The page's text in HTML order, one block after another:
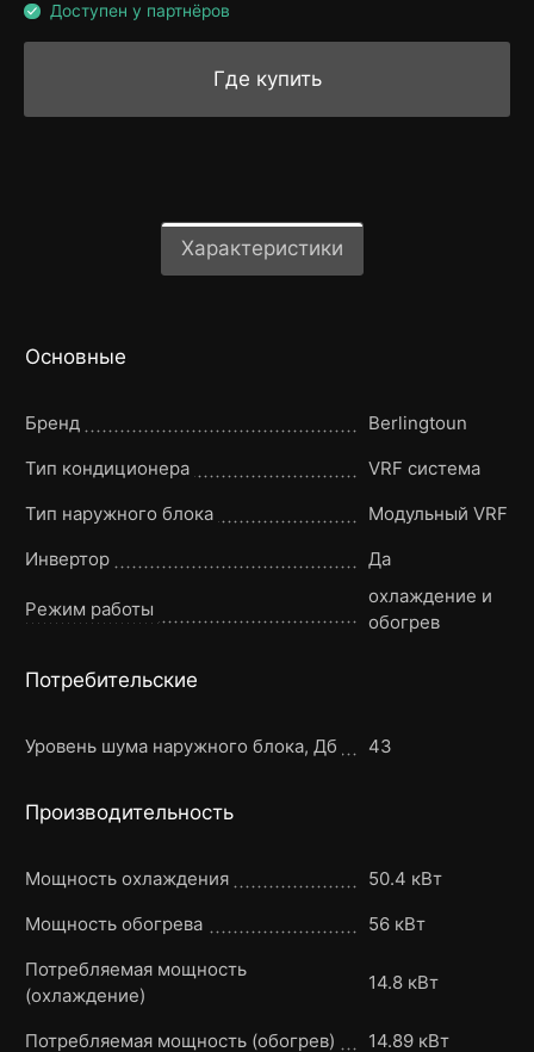
Доступен у партнёров
Где купить
Характеристики
Основные
Бренд
Berlingtoun
Тип кондиционера
VRF система
Тип наружного блока
Модульный VRF
Инвертор
Да
Режим работы
охлаждение и
обогрев
Потребительские
Уровень шума наружного блока, Дб 43
Производительность
Мощность охлаждения
50.4 кВт
Мощность обогрева
56 кВт
Потребляемая мощность
(охлаждение)
14.8 кВт
Потребляемая мощность (обогрев)
14.89 кВт